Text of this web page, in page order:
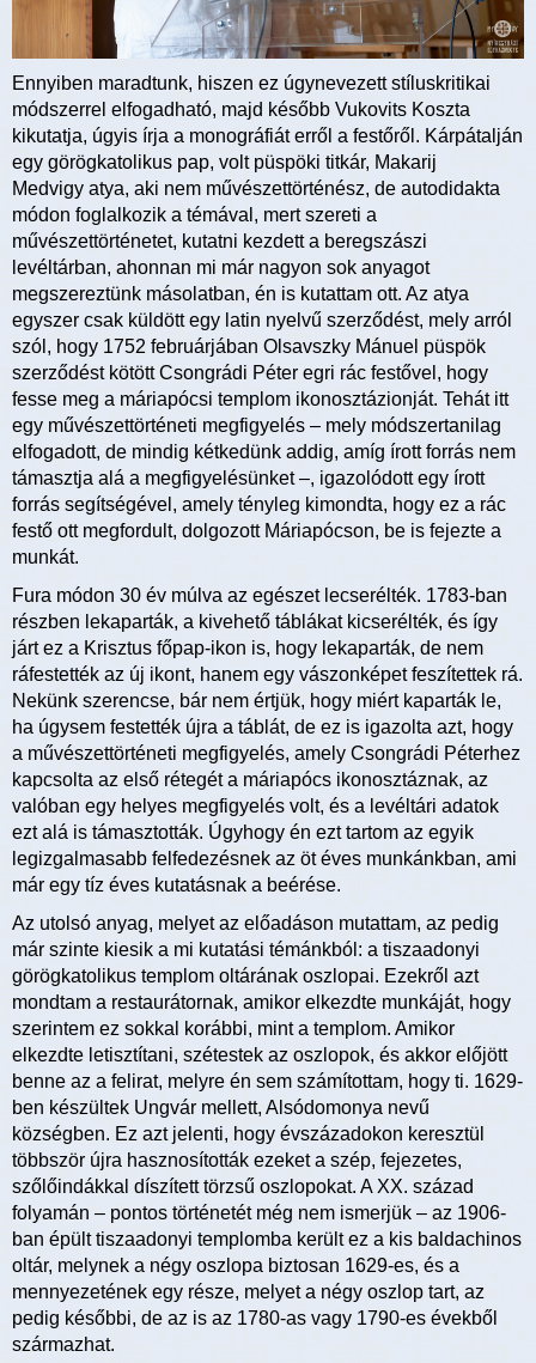
Ennyiben maradtunk, hiszen ez úgynevezett stíluskritikai
módszerrel elfogadható, majd később Vukovits Koszta
kikutatja, úgyis írja a monográfiát erről a festőről. Kárpátalján
egy görögkatolikus pap, volt püspöki titkár, Makarij
Medvigy atya, aki nem művészettörténész, de autodidakta
módon foglalkozik a témával, mert szereti a
művészettörténetet, kutatni kezdett a beregszászi
levéltárban, ahonnan mi már nagyon sok anyagot
megszereztünk másolatban, én is kutattam ott. Az atya
egyszer csak küldött egy latin nyelvű szerződést, mely arról
szól, hogy 1752 februárjában Olsavszky Mánuel püspök
szerződést kötött Csongrádi Péter egri rác festővel, hogy
fesse meg a máriapócsi templom ikonosztázionját. Tehát itt
egy művészettörténeti megfigyelés – mely módszertanilag
elfogadott, de mindig kétkedünk addig, amíg írott forrás nem
támasztja alá a megfigyelésünket –, igazolódott egy írott
forrás segítségével, amely tényleg kimondta, hogy ez a rác
festő ott megfordult, dolgozott Máriapócson, be is fejezte a
munkát.
Fura módon 30 év múlva az egészet lecserélték. 1783-ban
részben lekaparták, a kivehető táblákat kicserélték, és így
járt ez a Krisztus főpap-ikon is, hogy lekaparták, de nem
ráfestették az új ikont, hanem egy vászonképet feszítettek rá.
Nekünk szerencse, bár nem értjük, hogy miért kaparták le,
ha úgysem festették újra a táblát, de ez is igazolta azt, hogy
a művészettörténeti megfigyelés, amely Csongrádi Péterhez
kapcsolta az első rétegét a máriapócs ikonosztáznak, az
valóban egy helyes megfigyelés volt, és a levéltári adatok
ezt alá is támasztották. Úgyhogy én ezt tartom az egyik
legizgalmasabb felfedezésnek az öt éves munkánkban, ami
már egy tíz éves kutatásnak a beérése.
Az utolsó anyag, melyet az előadáson mutattam, az pedig
már szinte kiesik a mi kutatási témánkból: a tiszaadonyi
görögkatolikus templom oltárának oszlopai. Ezekről azt
mondtam a restaurátornak, amikor elkezdte munkáját, hogy
szerintem ez sokkal korábbi, mint a templom. Amikor
elkezdte letisztítani, szétestek az oszlopok, és akkor előjött
benne az a felirat, melyre én sem számítottam, hogy ti. 1629-
ben készültek Ungvár mellett, Alsódomonya nevű
községben. Ez azt jelenti, hogy évszázadokon keresztül
többször újra hasznosították ezeket a szép, fejezetes,
szőlőindákkal díszített törzsű oszlopokat. A XX. század
folyamán – pontos történetét még nem ismerjük – az 1906-
ban épült tiszaadonyi templomba került ez a kis baldachinos
oltár, melynek a négy oszlopa biztosan 1629-es, és a
mennyezetének egy része, melyet a négy oszlop tart, az
pedig későbbi, de az is az 1780-as vagy 1790-es évekből
származhat.